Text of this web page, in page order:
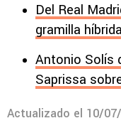
Del Real
gramilla
Antonio Solís
Saprissa
Actualizado el 10/